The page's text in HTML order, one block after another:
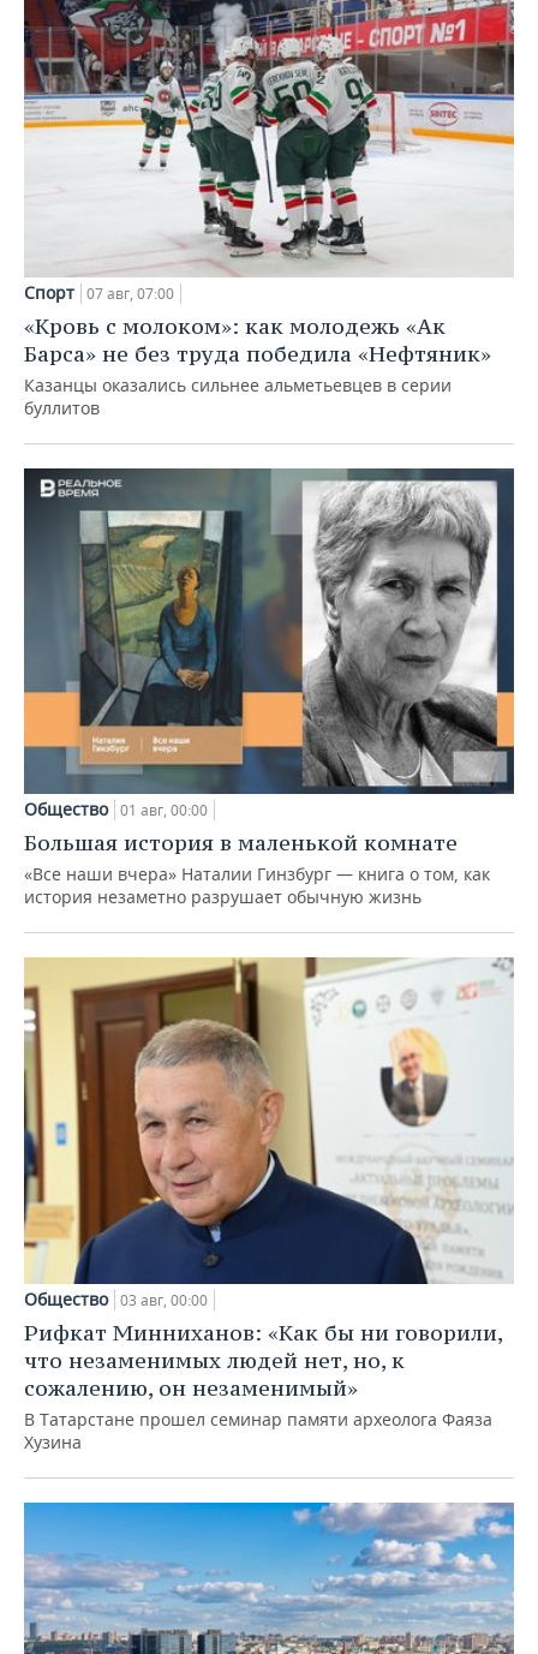
Спорт 07 авг, 07:00
«Кровь с молоком»: как молодежь «Ак
Барса» не без труда победила «Нефтяник»
Казанцы оказались сильнее альметьевцев в серии
буллитов
Общество 01 авг, 00:00
Большая история в маленькой комнате
«Все наши вчера» Наталии Гинзбург — книга о том, как
история незаметно разрушает обычную жизнь
Общество 03 авг, 00:00
Рифкат Минниханов: «Как бы ни говорили,
что незаменимых людей нет, но, к
сожалению, он незаменимый»
В Татарстане прошел семинар памяти археолога Фаяза
Хузина